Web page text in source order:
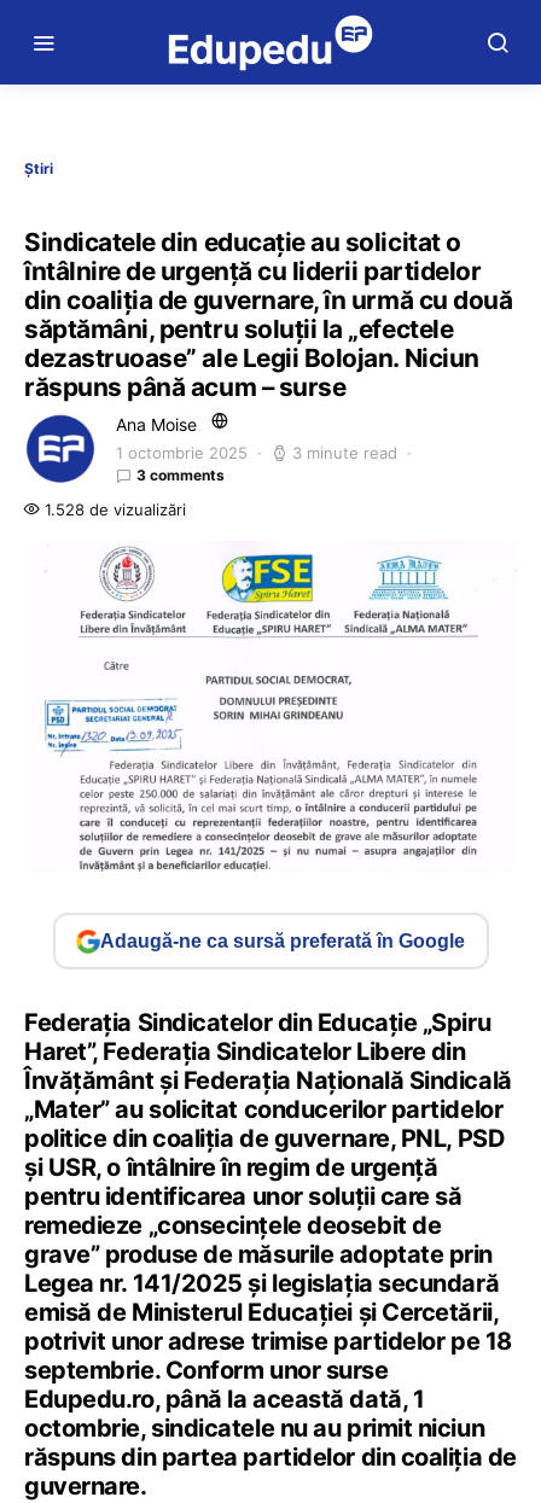
Știri
Sindicatele din educație au solicitat o
întâlnire de urgență cu liderii partidelor
din coaliția de guvernare, în urmă cu două
săptămâni, pentru soluții la „efectele
dezastruoase” ale Legii Bolojan. Niciun
răspuns până acum – surse
Ana Moise
1 octombrie 2025 3 minute read
3 comments
1.528 de vizualizări
Adaugă-ne ca sursă preferată în Google
Federația Sindicatelor din Educație „Spiru
Haret”, Federația Sindicatelor Libere din
Învățământ și Federația Națională Sindicală
„Mater” au solicitat conducerilor partidelor
politice din coaliția de guvernare, PNL, PSD
și USR, o întâlnire în regim de urgență
pentru identificarea unor soluții care să
remedieze „consecințele deosebit de
grave” produse de măsurile adoptate prin
Legea nr. 141/2025 și legislația secundară
emisă de Ministerul Educației și Cercetării,
potrivit unor adrese trimise partidelor pe 18
septembrie. Conform unor surse
Edupedu.ro, până la această dată, 1
octombrie, sindicatele nu au primit niciun
răspuns din partea partidelor din coaliția de
guvernare.